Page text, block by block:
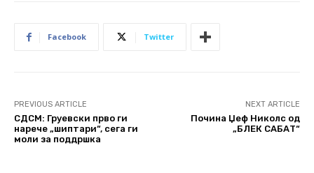
Facebook Twitter
PREVIOUS ARTICLE
СДСМ: Груевски прво ги
нарече „шиптари“, сега ги
моли за поддршка
NEXT ARTICLE
Почина Џеф Николс од
„БЛЕК САБАТ“